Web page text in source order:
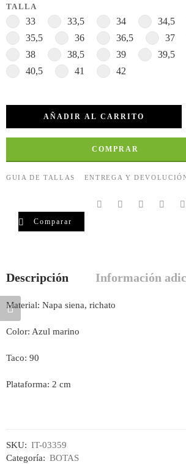
TALLA
33 33,5 34 34,5
35,5
36 36,5 37
38
38,5 39 39,5
40,5
41 42
AÑADIR AL CARRITO
COMPRAR
GUIA DE TALLAS ENTREGA Y
Comparar
Descripción Información
Material: Napa siena, richato
Color: Azul marino
Taco: 90
Plataforma: 2 cm
SKU: IT-03359
Categoría: BOTAS